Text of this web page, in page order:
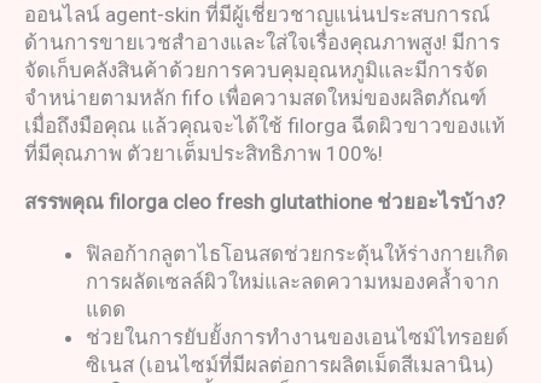
ออนไลน์ agent-skin ที่มีผู้เชี่ยวชาญแน่นประสบการณ์
ด้านการขายเวชสำอางและใส่ใจเรื่องคุณภาพสูง! มีการ
จัดเก็บคลังสินค้าด้วยการควบคุมอุณหภูมิและมีการจัด
จำหน่ายตามหลัก fifo เพื่อความสดใหม่ของผลิตภัณฑ์
เมื่อถึงมือคุณ แล้วคุณจะได้ใช้ filorga ฉีดผิวขาวของแท้
ที่มีคุณภาพ ตัวยาเต็มประสิทธิภาพ 100%!
สรรพคุณ filorga cleo fresh glutathione ช่วยอะไรบ้าง?
ฟิลอก้ากลูตาไธโอนสดช่วยกระตุ้นให้ร่างกายเกิด
การผลัดเซลล์ผิวใหม่และลดความหมองคล้ำจาก
แดด
ช่วยในการยับยั้งการทำงานของเอนไซม์ไทรอยด์
ซิเนส (เอนไซม์ที่มีผลต่อการผลิตเม็ดสีเมลานิน)